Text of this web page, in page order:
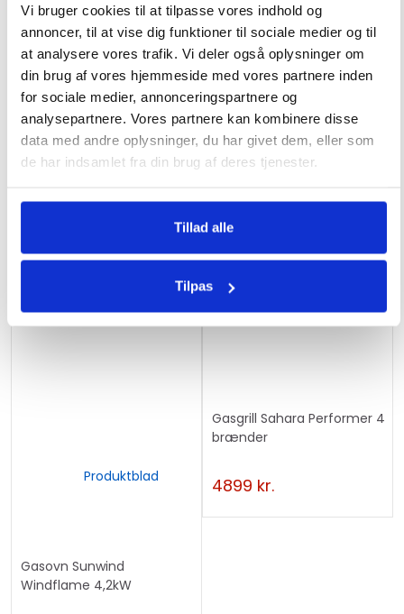
Vi bruger cookies til at tilpasse vores indhold og
annoncer, til at vise dig funktioner til sociale medier og til
at analysere vores trafik. Vi deler også oplysninger om
din brug af vores hjemmeside med vores partnere inden
for sociale medier, annonceringspartnere og
analysepartnere. Vores partnere kan kombinere disse
data med andre oplysninger, du har givet dem, eller som
de har indsamlet fra din brug af deres tjenester.
Tillad alle
Tilpas
Vejgennemføring til
vandvarmer
1439kr.
Gasgrill Sahara Performer 3
brænder
3919kr.
Produktblad
Gasovn Sunwind
Windflame 4,2kW
Gasgrill Sahara Performer 4
brænder
4899 kr.